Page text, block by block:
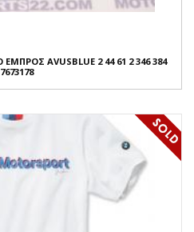
ΕΜΠΡΟΣ AVUSBLUE 2 44 61 2 346 384